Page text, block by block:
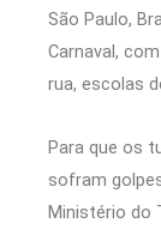
São Paulo,
Carnaval,
rua, escolas
Para que os
sofram
Ministério do